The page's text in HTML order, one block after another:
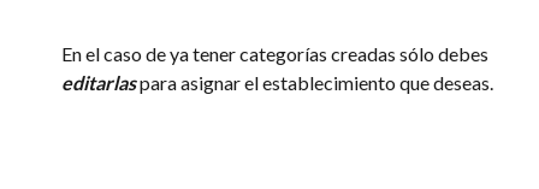
En el caso de ya tener categorías creadas sólo debes
editarlaspara asignar el establecimiento que deseas.